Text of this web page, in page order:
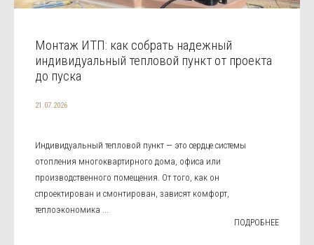
Монтаж ИТП: как собрать надежный
индивидуальный тепловой пункт от проекта
до пуска
21.07.2026
Индивидуальный тепловой пункт — это сердце системы
отопления многоквартирного дома, офиса или
производственного помещения. От того, как он
спроектирован и смонтирован, зависят комфорт,
теплоэкономика ...
ПОДРОБНЕЕ